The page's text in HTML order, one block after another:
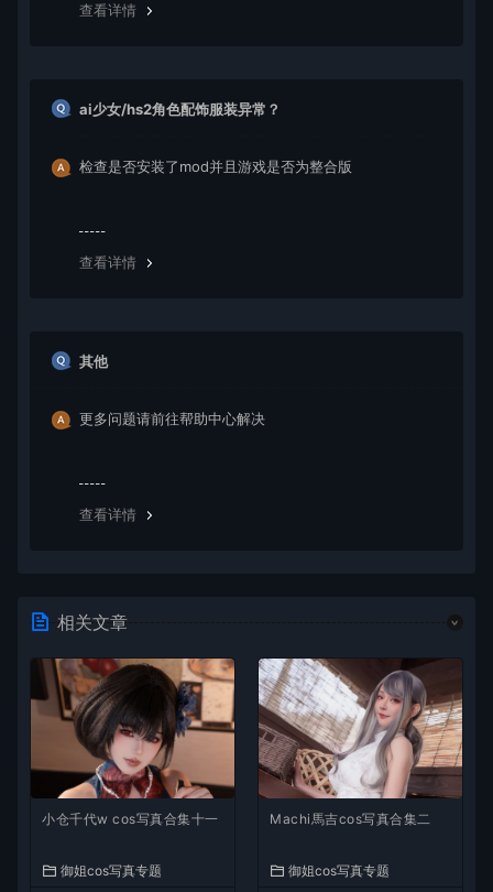
查看详情
ai少女/hs2角色配饰服装异常？
检查是否安装了mod并且游戏是否为整合版
查看详情
其他
更多问题请前往帮助中心解决
查看详情
相关文章
小仓千代w cos写真合集十一
御姐cos写真专题
Machi馬吉cos写真合集二
御姐cos写真专题